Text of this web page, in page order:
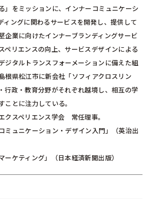
」をミッションに、インナーコミュニケーシ
ィングに関わるサービスを開発し、提供して
企業に向けたインナーブランディングサービ
ペリエンスの向上、サービスデザインによる
ジタルトランスフォーメーションに備えた組
根県松江市に新会社「ソフィアクロスリン
行政・教育分野がそれぞれ越境し、相互の学
とに注力している。
クスペリエンス学会 常任理事。
ミュニケーション・デザイン入門」（英治出
ーケティング」（日本経済新聞出版）